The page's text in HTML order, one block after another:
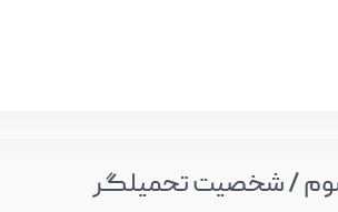
/ شخصیت تحمیلگر